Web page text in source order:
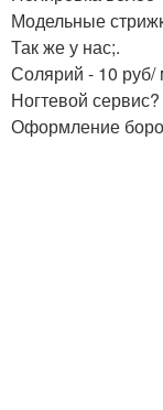
Модельные
Так же у нас;.
Солярий - 10 руб/
Ногтевой
Оформление